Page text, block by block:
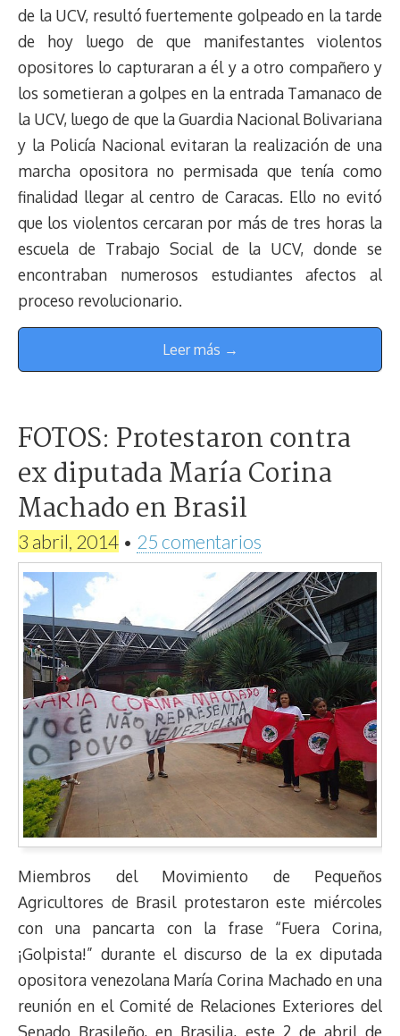
de la UCV, resultó fuertemente golpeado en la tarde
de hoy luego de que manifestantes violentos
opositores lo capturaran a él y a otro compañero y
los sometieran a golpes en la entrada Tamanaco de
la UCV, luego de que la Guardia Nacional Bolivariana
y la Policía Nacional evitaran la realización de una
marcha opositora no permisada que tenía como
finalidad llegar al centro de Caracas. Ello no evitó
que los violentos cercaran por más de tres horas la
escuela de Trabajo Social de la UCV, donde se
encontraban numerosos estudiantes afectos al
proceso revolucionario.
Leer más →
FOTOS: Protestaron contra
ex diputada María Corina
Machado en Brasil
3 abril, 2014 • 25 comentarios
Miembros del Movimiento de Pequeños
Agricultores de Brasil protestaron este miércoles
con una pancarta con la frase “Fuera Corina,
¡Golpista!” durante el discurso de la ex diputada
opositora venezolana María Corina Machado en una
reunión en el Comité de Relaciones Exteriores del
Senado Brasileño, en Brasilia, este 2 de abril de